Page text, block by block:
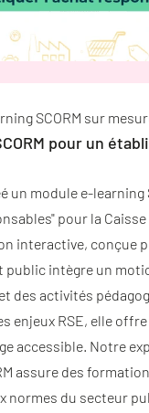
SCORM sur
pour un
un module e-learning
pour la
interactive, conçue
public intègre un
des activités
enjeux RSE, elle
accessible. Notre
assure des
normes du secteur